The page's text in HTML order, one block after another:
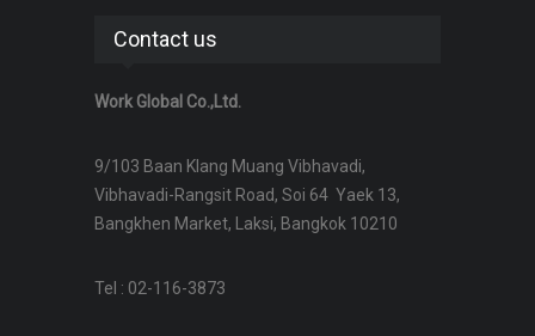
Contact us
Work Global Co.,Ltd.
9/103 Baan Klang Muang Vibhavadi,
Vibhavadi-Rangsit Road, Soi 64 Yaek 13,
Bangkhen Market, Laksi, Bangkok 10210
Tel : 02-116-3873